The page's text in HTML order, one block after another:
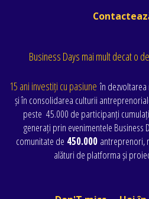
Business Days mai mult decat o
15 ani investiți cu pasiune în
și în consolidarea culturii
peste 45.000 de participanți cumulați
generați prin evenimentele Business
comunitate de 450.000 antreprenori,
alături de platforma și